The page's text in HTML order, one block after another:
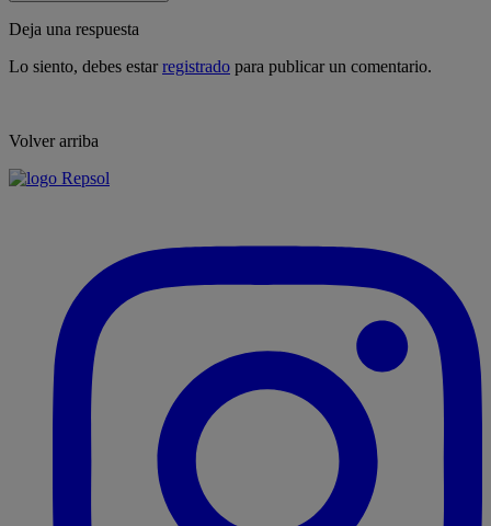
Deja una respuesta
Lo siento, debes estarregistrado para publicar un comentario.
Volver arriba